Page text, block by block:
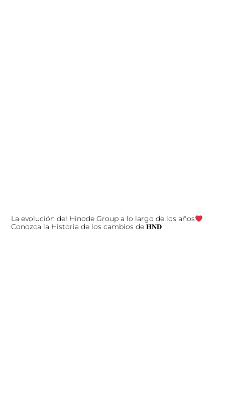
La evolución del Hinode Group a lo largo de los años
Conozca la Historia de los cambios de 𝐇𝐍𝐃